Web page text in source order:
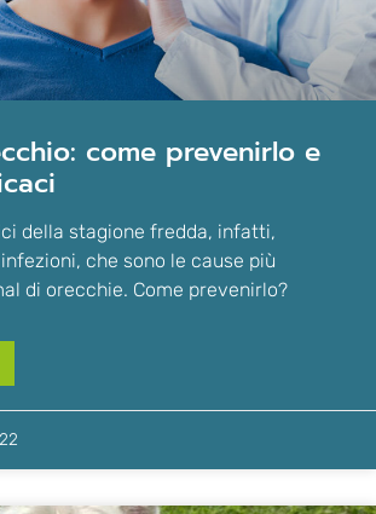
della stagione fredda, infatti,
che sono le cause più
di orecchie. Come prevenirlo?